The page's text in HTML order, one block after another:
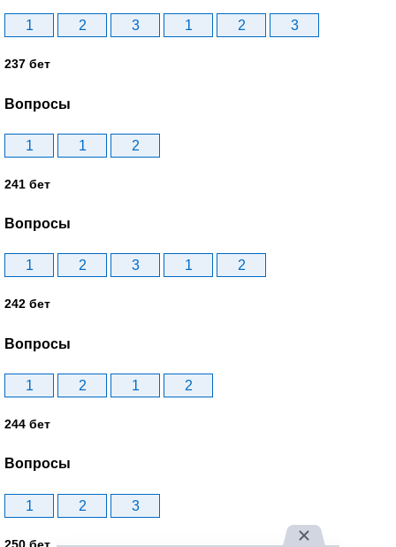
1 2 3 1 2 3
237 бет
Вопросы
1 1 2
241 бет
Вопросы
1 2 3 1 2
242 бет
Вопросы
1 2 1 2
244 бет
Вопросы
1 2 3
250 бет